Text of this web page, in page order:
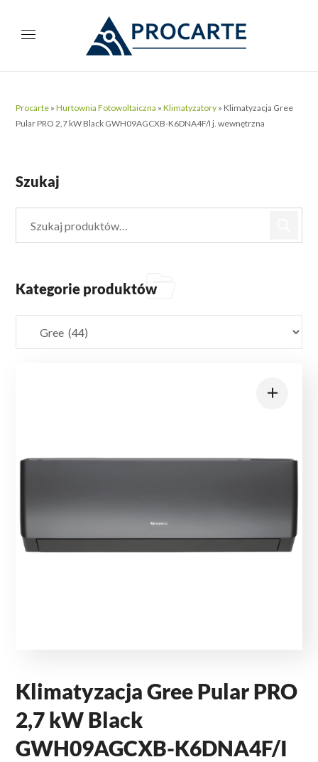
Procarte »Hurtownia Fotowoltaiczna »Klimatyzatory » Klimatyzacja Gree
Pular PRO 2,7 kW Black GWH09AGCXB-K6DNA4F/I j. wewnętrzna
Klimatyzacja Gree Pular PRO
2,7 kW Black
GWH09AGCXB-K6DNA4F/I
Szukaj
Kategorie produktów